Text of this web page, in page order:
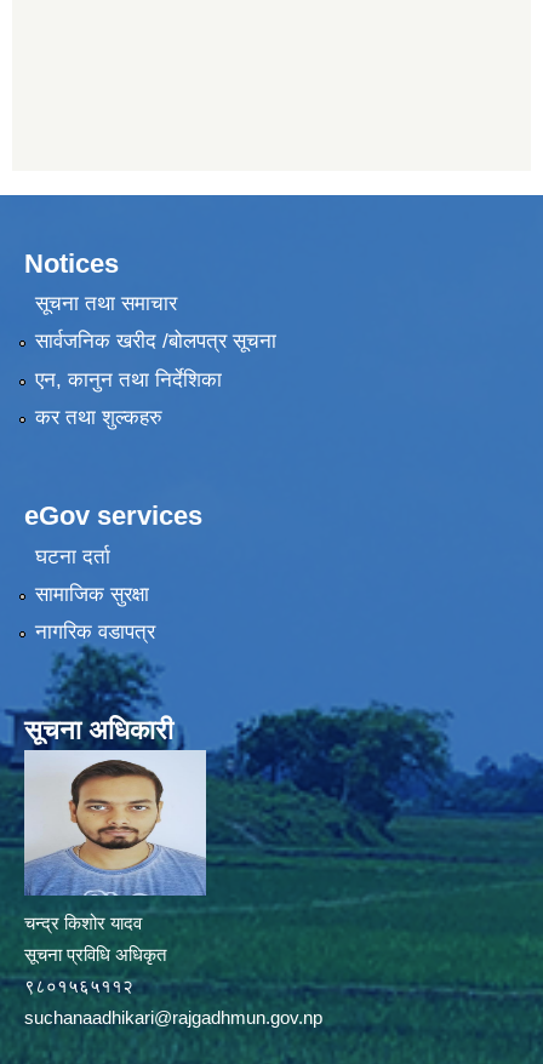
Notices
सूचना तथा समाचार
सार्वजनिक खरीद /बोलपत्र सूचना
एन, कानुन तथा निर्देशिका
कर तथा शुल्कहरु
eGov services
घटना दर्ता
सामाजिक सुरक्षा
नागरिक वडापत्र
सूचना अधिकारी
चन्द्र किशोर यादव
सूचना प्रविधि अधिकृत
९८०१५६५११२
suchanaadhikari@rajgadhmun.gov.np